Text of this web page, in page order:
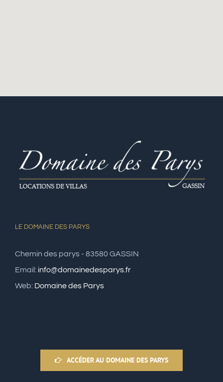
LE DOMAINE DES PARYS
Chemin des parys - 83580 GASSIN
Email: info@domainedesparys.fr
Web: Domaine des Parys
ACCÉDER AU DOMAINE DES PARYS